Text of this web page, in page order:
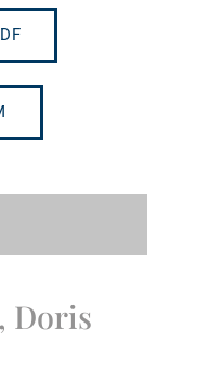
Doris